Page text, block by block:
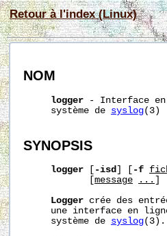
Retour à l'index (Linux)
NOM
logger - Interface en
     système de
syslog(3)
SYNOPSIS
logger -isd -f
message ...
Logger crée des
une interface en
     système de
syslog(3).